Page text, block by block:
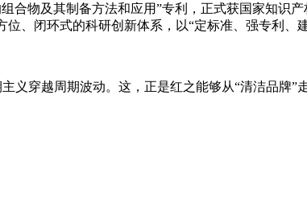
合物及其制备方法和应用”专利，正式获国家知识
、闭环式的科研创新体系，以“定标准、强专利、
穿越周期波动。这，正是红之能够从“清洁品牌”